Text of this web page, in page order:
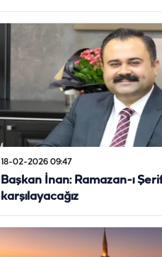
18-02-2026 09:47
Başkan İnan: Ramazan-ı
karşılayacağız